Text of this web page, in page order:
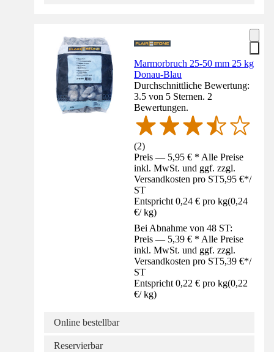
Marmorbruch 25-50 mm 25 kg
Donau-Blau
Durchschnittliche Bewertung:
3.5 von 5 Sternen. 2
Bewertungen.
(2)
Preis — 5,95 € * Alle Preise
inkl. MwSt. und ggf. zzgl.
Versandkosten pro ST5,95 €*/
ST
Entspricht 0,24 € pro kg(0,24
€/ kg)
Bei Abnahme von 48 ST:
Preis — 5,39 € * Alle Preise
inkl. MwSt. und ggf. zzgl.
Versandkosten pro ST5,39 €*/
ST
Entspricht 0,22 € pro kg(0,22
€/ kg)
Online bestellbar
Reservierbar